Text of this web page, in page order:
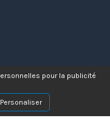
pour la publicité
Personaliser